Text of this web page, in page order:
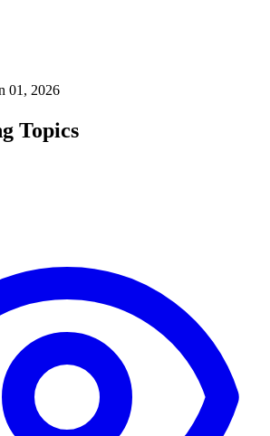
01, 2026
Topics